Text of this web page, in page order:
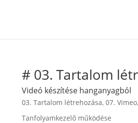
# 03. Tartalom
Videó készítése hanganyagból
03. Tartalom létrehozása, 07. Vimeo,
Tanfolyamkezelő működése